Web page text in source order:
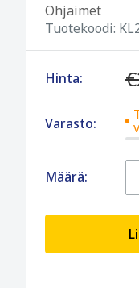
Ohjaimet
Tuotekoodi:
Hinta:
Varasto:
Määrä: